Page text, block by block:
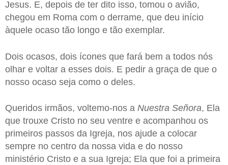
Jesus. E, depois de ter dito isso, tomou o avião,
chegou em Roma com o derrame, que deu início
àquele ocaso tão longo e tão exemplar.
Dois ocasos, dois ícones que fará bem a todos nós
olhar e voltar a esses dois. E pedir a graça de que o
nosso ocaso seja como o deles.
Queridos irmãos, voltemo-nos a Nuestra Señora, Ela
que trouxe Cristo no seu ventre e acompanhou os
primeiros passos da Igreja, nos ajude a colocar
sempre no centro da nossa vida e do nosso
ministério Cristo e a sua Igreja; Ela que foi a primeira